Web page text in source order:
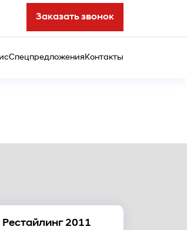
Заказать звонок
СпецпредложенияКонтакты
2011